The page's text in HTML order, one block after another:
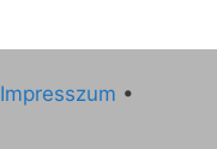
Impresszum •